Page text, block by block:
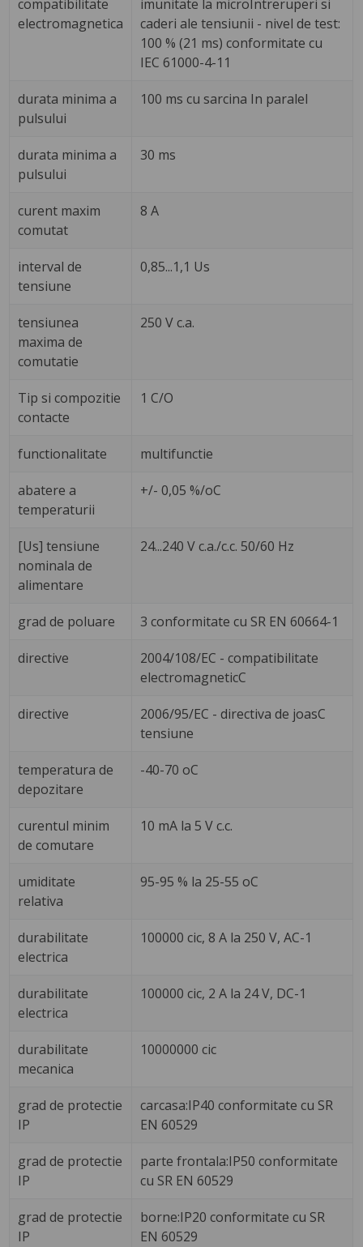
compatibilitate
electromagnetica
imunitate la microIntreruperi si
caderi ale tensiunii - nivel de test:
100 % (21 ms) conformitate cu
IEC 61000-4-11
durata minima a
pulsului
100 ms cu sarcina In paralel
durata minima a
pulsului
30 ms
curent maxim
comutat
8 A
interval de
tensiune
0,85...1,1 Us
tensiunea
maxima de
comutatie
250 V c.a.
Tip si compozitie
contacte
1 C/O
functionalitate multifunctie
abatere a
temperaturii
+/- 0,05 %/oC
[Us] tensiune
nominala de
alimentare
24...240 V c.a./c.c. 50/60 Hz
grad de poluare 3 conformitate cu SR EN 60664-1
directive
2004/108/EC - compatibilitate
electromagneticC
directive
2006/95/EC - directiva de joasC
tensiune
temperatura de
depozitare
-40-70 oC
curentul minim
de comutare
10 mA la 5 V c.c.
umiditate
relativa
95-95 % la 25-55 oC
durabilitate
electrica
100000 cic, 8 A la 250 V, AC-1
durabilitate
electrica
100000 cic, 2 A la 24 V, DC-1
durabilitate
mecanica
10000000 cic
grad de protectie
IP
carcasa:IP40 conformitate cu SR
EN 60529
grad de protectie
IP
parte frontala:IP50 conformitate
cu SR EN 60529
grad de protectie
IP
borne:IP20 conformitate cu SR
EN 60529